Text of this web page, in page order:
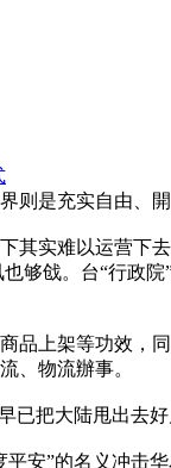
是充实自由、
实难以运营
够戗。台“行政
品上架等功效
、物流辦事。
已把大陆甩出去好
安”的名义冲